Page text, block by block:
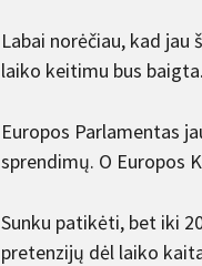
Labai norėčiau, kad
laiko keitimu bus
Europos Parlamentas
sprendimų. O Europos
Sunku patikėti, bet iki
pretenzijų dėl laiko